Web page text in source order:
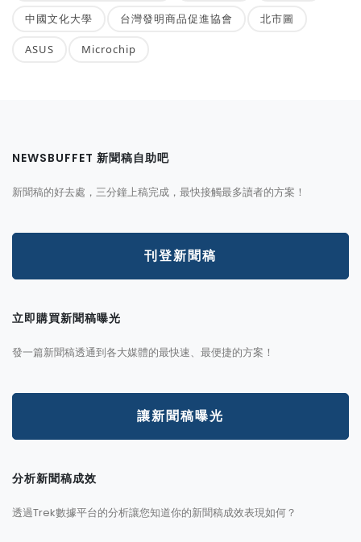
中國文化大學 台灣發明商品促進協會 北市圖
ASUS Microchip
NEWSBUFFET 新聞稿自助吧
新聞稿的好去處，三分鐘上稿完成，最快接觸最多讀者的方案！
刊登新聞稿
立即購買新聞稿曝光
發一篇新聞稿透通到各大媒體的最快速、最便捷的方案！
讓新聞稿曝光
分析新聞稿成效
透過Trek數據平台的分析讓您知道你的新聞稿成效表現如何？